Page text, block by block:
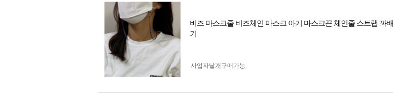
비즈 마스크줄 비즈체인 마스크 아기 마스크끈 체인줄 스트랩 꽈배
기
사업자 낱개구매가능